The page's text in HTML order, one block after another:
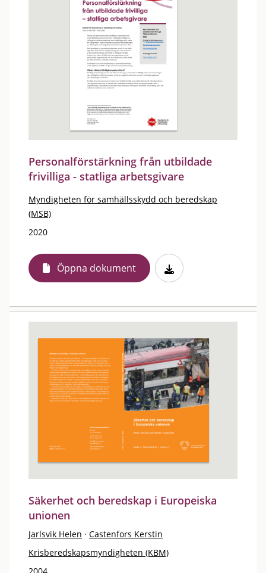
Personalförstärkning från utbildade
frivilliga - statliga arbetsgivare
Myndigheten för samhällsskydd och beredskap
(MSB)
2020
Öppna dokument
Säkerhet och beredskap i Europeiska
unionen
Jarlsvik Helen · Castenfors Kerstin
Krisberedskapsmyndigheten (KBM)